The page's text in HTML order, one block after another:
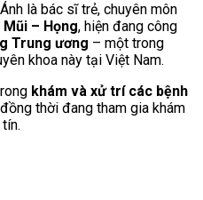
là bác sĩ trẻ, chuyên môn
– Họng, hiện đang công
Trung ương – một trong
khoa này tại Việt Nam.
khám và xử trí các bệnh
thời đang tham gia khám